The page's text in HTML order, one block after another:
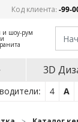
Код клиента:-99-
и шоу-рум
3D
4 A